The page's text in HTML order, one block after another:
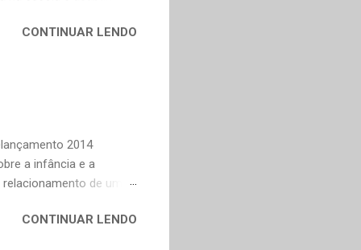
nossa maturidade, pode
autores de fora,
Carlos
Fernando
CONTINUAR LENDO
2014
a infância e a
de um
saudade de uma época
CONTINUAR LENDO